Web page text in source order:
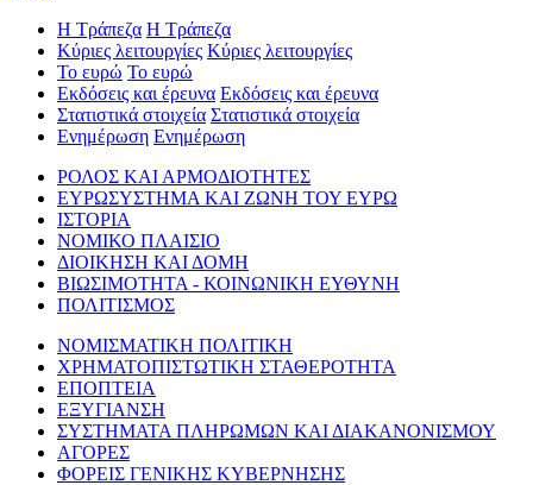
Η Τράπεζα Η Τράπεζα
Κύριες λειτουργίες Κύριες λειτουργίες
Το ευρώ Το ευρώ
Εκδόσεις και έρευνα Εκδόσεις και έρευνα
Στατιστικά στοιχεία Στατιστικά στοιχεία
Ενημέρωση Ενημέρωση
ΡΟΛΟΣ ΚΑΙ ΑΡΜΟΔΙΟΤΗΤΕΣ
ΕΥΡΩΣΥΣΤΗΜΑ ΚΑΙ ΖΩΝΗ ΤΟΥ ΕΥΡΩ
ΙΣΤΟΡΙΑ
ΝΟΜΙΚΟ ΠΛΑΙΣΙΟ
ΔΙΟΙΚΗΣΗ ΚΑΙ ΔΟΜΗ
ΒΙΩΣΙΜΟΤΗΤΑ - ΚΟΙΝΩΝΙΚΗ ΕΥΘΥΝΗ
ΠΟΛΙΤΙΣΜΟΣ
ΝΟΜΙΣΜΑΤΙΚΗ ΠΟΛΙΤΙΚΗ
ΧΡΗΜΑΤΟΠΙΣΤΩΤΙΚΗ ΣΤΑΘΕΡΟΤΗΤΑ
ΕΠΟΠΤΕΙΑ
ΕΞΥΓΙΑΝΣΗ
ΣΥΣΤΗΜΑΤΑ ΠΛΗΡΩΜΩΝ ΚΑΙ ΔΙΑΚΑΝΟΝΙΣΜΟΥ
ΑΓΟΡΕΣ
ΦΟΡΕΙΣ ΓΕΝΙΚΗΣ ΚΥΒΕΡΝΗΣΗΣ